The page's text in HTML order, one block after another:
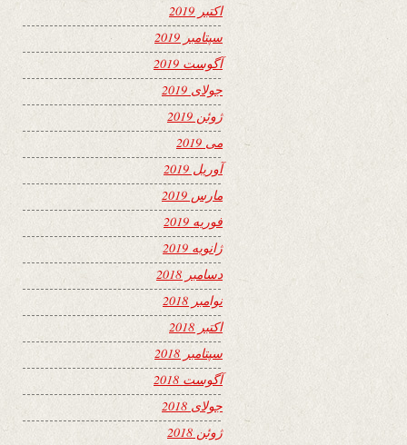
اکتبر 2019
سپتامبر 2019
آگوست 2019
جولای 2019
ژوئن 2019
می 2019
آوریل 2019
مارس 2019
فوریه 2019
ژانویه 2019
دسامبر 2018
نوامبر 2018
اکتبر 2018
سپتامبر 2018
آگوست 2018
جولای 2018
ژوئن 2018